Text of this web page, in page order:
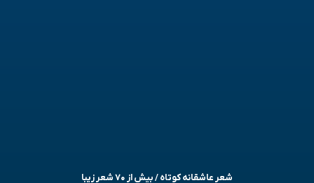
شعر عاشقانه کوتاه / بیش از ۷۰ شعر زیبا